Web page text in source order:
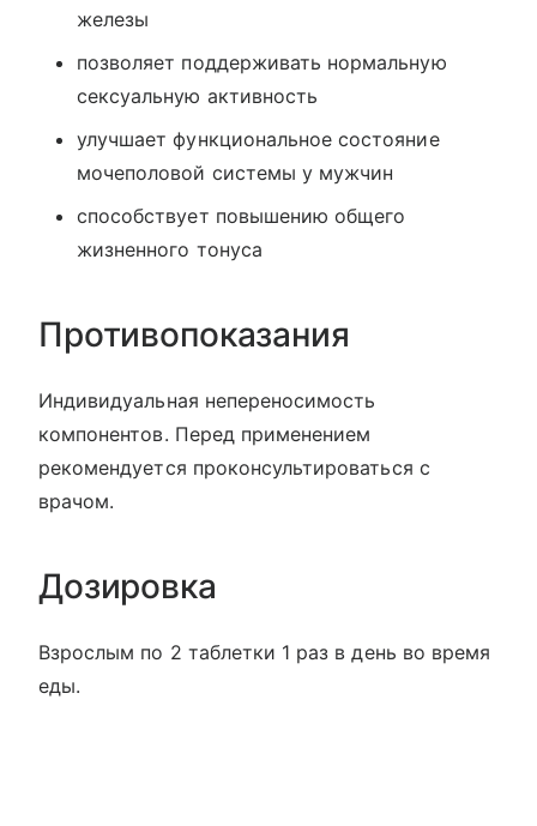
железы
позволяет поддерживать нормальную
сексуальную активность
улучшает функциональное состояние
мочеполовой системы у мужчин
способствует повышению общего
жизненного тонуса
Противопоказания
Индивидуальная непереносимость
компонентов. Перед применением
рекомендуется проконсультироваться с
врачом.
Дозировка
Взрослым по 2 таблетки 1 раз в день во время
еды.